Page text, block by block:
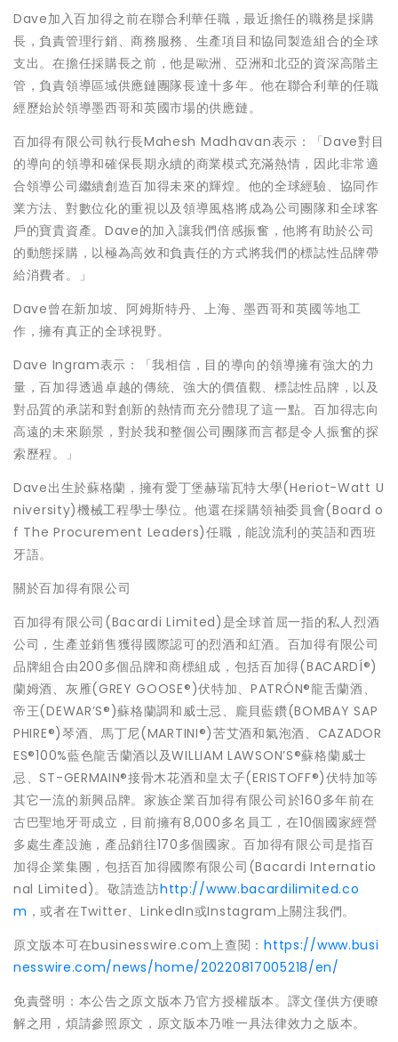
Dave加入百加得之前在聯合利華任職，最近擔任的職務是採購
長，負責管理行銷、商務服務、生產項目和協同製造組合的全球
支出。在擔任採購長之前，他是歐洲、亞洲和北亞的資深高階主
管，負責領導區域供應鏈團隊長達十多年。他在聯合利華的任職
經歷始於領導墨西哥和英國市場的供應鏈。
百加得有限公司執行長Mahesh Madhavan表示：「Dave對目
的導向的領導和確保長期永續的商業模式充滿熱情，因此非常適
合領導公司繼續創造百加得未來的輝煌。他的全球經驗、協同作
業方法、對數位化的重視以及領導風格將成為公司團隊和全球客
戶的寶貴資產。Dave的加入讓我們倍感振奮，他將有助於公司
的動態採購，以極為高效和負責任的方式將我們的標誌性品牌帶
給消費者。」
Dave曾在新加坡、阿姆斯特丹、上海、墨西哥和英國等地工
作，擁有真正的全球視野。
Dave Ingram表示：「我相信，目的導向的領導擁有強大的力
量，百加得透過卓越的傳統、強大的價值觀、標誌性品牌，以及
對品質的承諾和對創新的熱情而充分體現了這一點。百加得志向
高遠的未來願景，對於我和整個公司團隊而言都是令人振奮的探
索歷程。」
Dave出生於蘇格蘭，擁有愛丁堡赫瑞瓦特大學(Heriot-Watt U
niversity)機械工程學士學位。他還在採購領袖委員會(Board o
f The Procurement Leaders)任職，能說流利的英語和西班
牙語。
關於百加得有限公司
百加得有限公司(Bacardi Limited)是全球首屈一指的私人烈酒
公司，生產並銷售獲得國際認可的烈酒和紅酒。百加得有限公司
品牌組合由200多個品牌和商標組成，包括百加得(BACARDÍ®)
蘭姆酒、灰雁(GREY GOOSE®)伏特加、PATRÓN®龍舌蘭酒、
帝王(DEWAR’S®)蘇格蘭調和威士忌、龐貝藍鑽(BOMBAY SAP
PHIRE®)琴酒、馬丁尼(MARTINI®)苦艾酒和氣泡酒、CAZADOR
ES®100%藍色龍舌蘭酒以及WILLIAM LAWSON’S®蘇格蘭威士
忌、ST-GERMAIN®接骨木花酒和皇太子(ERISTOFF®)伏特加等
其它一流的新興品牌。家族企業百加得有限公司於160多年前在
古巴聖地牙哥成立，目前擁有8,000多名員工，在10個國家經營
多處生產設施，產品銷往170多個國家。百加得有限公司是指百
加得企業集團，包括百加得國際有限公司(Bacardi Internatio
nal Limited)。敬請造訪http://www.bacardilimited.co
m ，或者在Twitter、LinkedIn或Instagram上關注我們。
原文版本可在businesswire.com上查閱：https://www.busi
nesswire.com/news/home/20220817005218/en/
免責聲明：本公告之原文版本乃官方授權版本。譯文僅供方便瞭
解之用，煩請參照原文，原文版本乃唯一具法律效力之版本。